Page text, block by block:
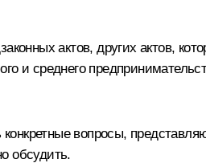
актов, других актов,
и среднего
вопросы,
обсудить.